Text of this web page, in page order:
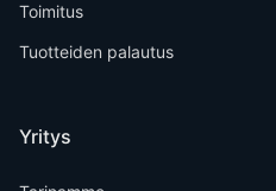
Toimitus
Tuotteiden palautus
Yritys